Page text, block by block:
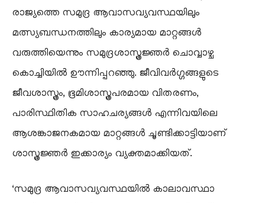
രാജ്യത്തെ സമുദ്ര ആവാസവ്യവസ്ഥയിലും
മത്സ്യബന്ധനത്തിലും കാര്യമായ മാറ്റങ്ങൾ
വരുത്തിയെന്നും സമുദ്രശാസ്ത്രജ്ഞർ ചൊവ്വാഴ്ച
കൊച്ചിയിൽ ഊന്നിപ്പറഞ്ഞു. ജീവിവർഗ്ഗങ്ങളുടെ
ജീവശാസ്ത്രം, ഭൂമിശാസ്ത്രപരമായ വിതരണം,
പാരിസ്ഥിതിക സാഹചര്യങ്ങൾ എന്നിവയിലെ
ആശങ്കാജനകമായ മാറ്റങ്ങൾ ചൂണ്ടിക്കാട്ടിയാണ്
ശാസ്ത്രജ്ഞർ ഇക്കാര്യം വ്യക്തമാക്കിയത്.
‘സമുദ്ര ആവാസവ്യവസ്ഥയിൽ കാലാവസ്ഥാ